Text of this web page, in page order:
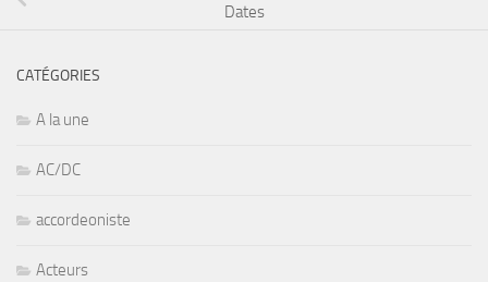
Dates
CATÉGORIES
A la une
AC/DC
accordeoniste
Acteurs